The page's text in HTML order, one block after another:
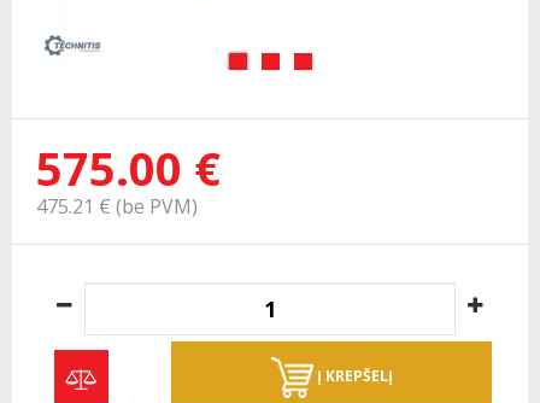
575.00 €
475.21 € (be PVM)
Į KREPŠELĮ